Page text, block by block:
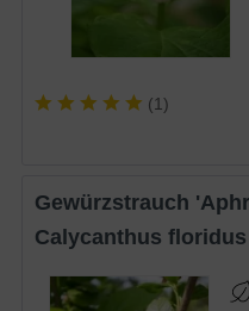
(1)
Gewürzstrauch
Calycanthus